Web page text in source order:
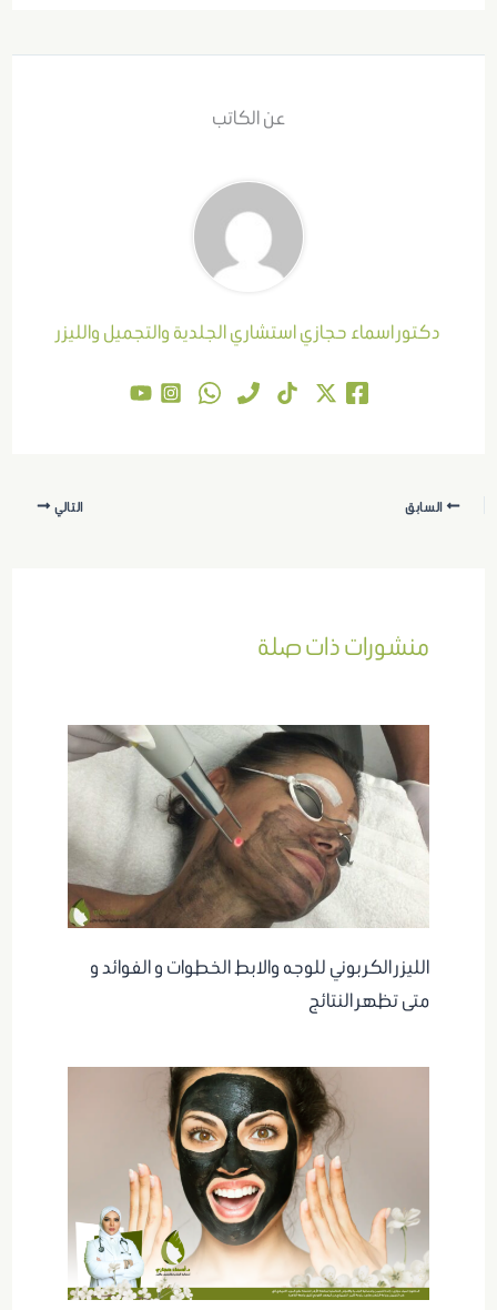
عن الكاتب
دكتور اسماء حجازي استشاري الجلدية والتجميل والليزر
السابق التالي
منشورات ذات صلة
الليزر الكربوني للوجه والابط الخطوات و الفوائد و
متى تظهر النتائج